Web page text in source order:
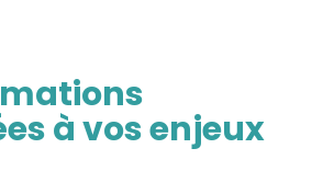
à vos enjeux